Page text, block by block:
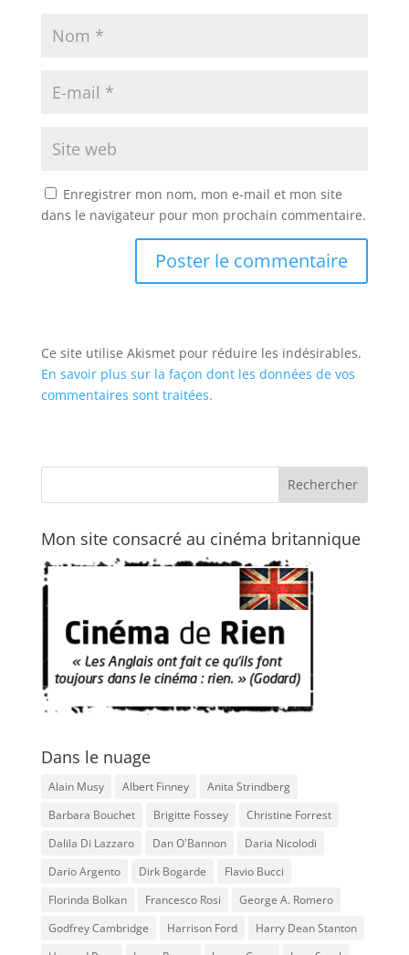
Enregistrer mon nom, mon e-mail et mon site
dans le navigateur pour mon prochain commentaire.
Ce site utilise Akismet pour réduire les indésirables.
En savoir plus sur la façon dont les données de vos
commentaires sont traitées.
Mon site consacré au cinéma britannique
Dans le nuage
Alain Musy Albert Finney
Anita Strindberg
Barbara Bouchet
Brigitte Fossey
Christine Forrest
Dalila Di Lazzaro
Dan O'Bannon
Daria Nicolodi
Dario Argento
Dirk Bogarde
Flavio Bucci
Florinda Bolkan
Francesco Rosi
George A. Romero
Godfrey Cambridge
Harrison Ford
Harry Dean Stanton